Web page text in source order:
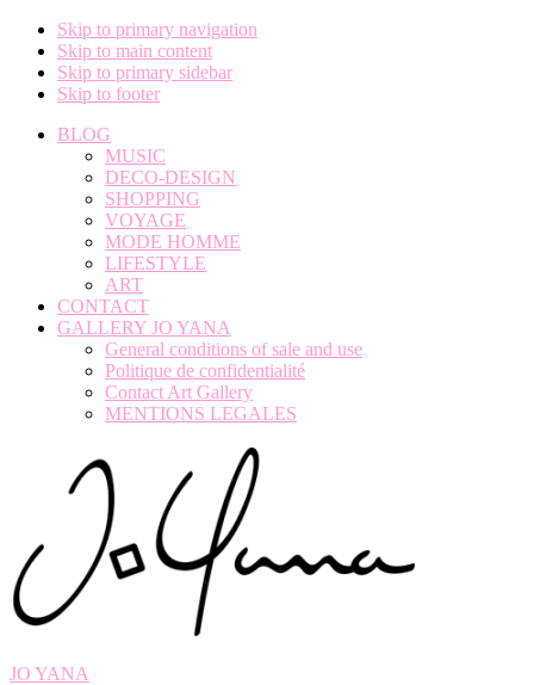
Skip to primary navigation
Skip to main content
Skip to primary sidebar
Skip to footer
BLOG
MUSIC
DECO-DESIGN
SHOPPING
VOYAGE
MODE HOMME
LIFESTYLE
ART
CONTACT
GALLERY JO YANA
General conditions of sale and use
Politique de confidentialité
Contact Art Gallery
MENTIONS LEGALES
JO YANA